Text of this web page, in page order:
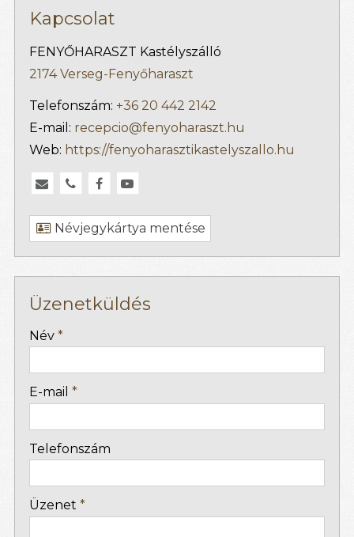
Kapcsolat
FENYŐHARASZT Kastélyszálló
2174 Verseg-Fenyőharaszt
Telefonszám: +36 20 442 2142
E-mail: recepcio@fenyoharaszt.hu
Web: https://fenyoharasztikastelyszallo.hu
Névjegykártya mentése
Üzenetküldés
-
Név *
E-mail *
Telefonszám
Üzenet *